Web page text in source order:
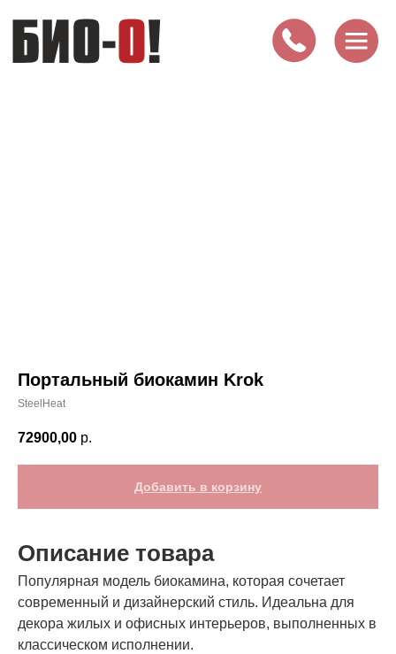
Портальный биокамин Krok
SteelHeat
72900,00 р.
Добавить в корзину
Описание товара
Популярная модель биокамина, которая сочетает
современный и дизайнерский стиль. Идеальна для
декора жилых и офисных интерьеров, выполненных в
классическом исполнении.